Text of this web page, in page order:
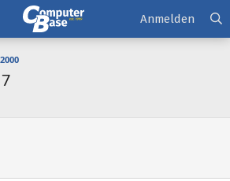
Anmelden